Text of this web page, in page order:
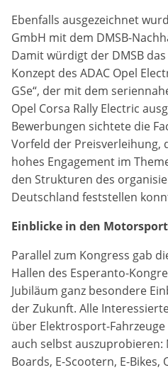
Ebenfalls ausgezeichnet
GmbH mit dem DMSB-
Damit würdigt der DMSB
Konzept des ADAC Opel
GSe“, der mit dem
Opel Corsa Rally Electric
Bewerbungen sichtete die
Vorfeld der Preisverleihung,
hohes Engagement im
den Strukturen des
Deutschland feststellen
Einblicke in den
Parallel zum Kongress gab
Hallen des Esperanto-
Jubiläum ganz besondere
der Zukunft. Alle
über Elektrosport-
auch selbst auszuprobieren:
Boards, E-Scootern, E-
_gat, _ga, _gid
Anbieter:
Google LLC
Zweck:
Diese Cookies dienen zur
Website-Nutzung.
Cookie Laufzeit:
24 Monate
Medien & externe
Um Inhalte von
Diensten anzeigen zu
Cookies gesetzt. Die
aktiviert werden.
YouTube